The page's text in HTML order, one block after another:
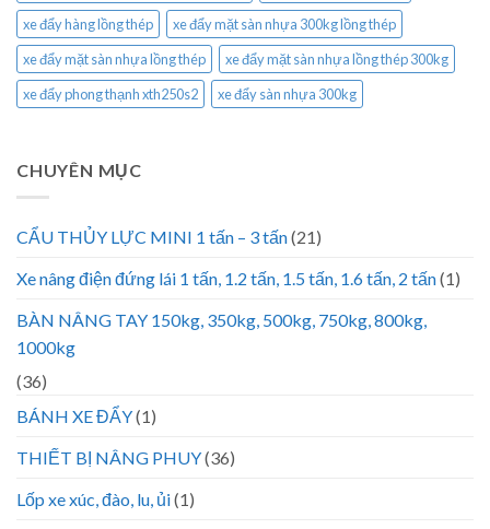
xe đẩy hàng lồng thép
xe đẩy mặt sàn nhựa 300kg lồng thép
xe đẩy mặt sàn nhựa lồng thép
xe đẩy mặt sàn nhựa lồng thép 300kg
xe đẩy phong thạnh xth250s2
xe đẩy sàn nhựa 300kg
CHUYÊN MỤC
CẨU THỦY LỰC MINI 1 tấn – 3 tấn(21)
Xe nâng điện đứng lái 1 tấn, 1.2 tấn, 1.5 tấn, 1.6 tấn, 2 tấn(1)
BÀN NÂNG TAY 150kg, 350kg, 500kg, 750kg, 800kg,
1000kg
(36)
BÁNH XE ĐẨY(1)
THIẾT BỊ NÂNG PHUY(36)
Lốp xe xúc, đào, lu, ủi(1)